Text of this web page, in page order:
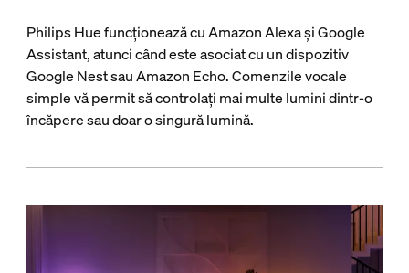
Philips Hue funcționează cu Amazon Alexa și Google
Assistant, atunci când este asociat cu un dispozitiv
Google Nest sau Amazon Echo. Comenzile vocale
simple vă permit să controlați mai multe lumini dintr-o
încăpere sau doar o singură lumină.